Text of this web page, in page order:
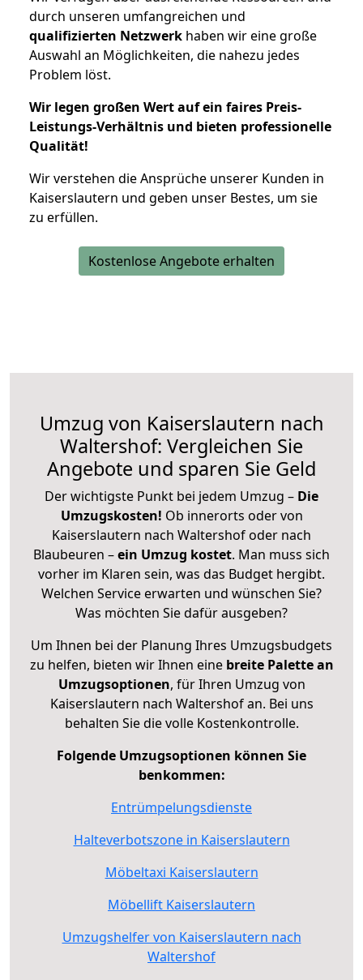
durch unseren umfangreichen und
qualifizierten Netzwerk haben wir eine große
Auswahl an Möglichkeiten, die nahezu jedes
Problem löst.
Wir legen großen Wert auf ein faires Preis-
Leistungs-Verhältnis und bieten professionelle
Qualität!
Wir verstehen die Ansprüche unserer Kunden in
Kaiserslautern und geben unser Bestes, um sie
zu erfüllen.
Kostenlose Angebote erhalten
Umzug von Kaiserslautern nach
Waltershof: Vergleichen Sie
Angebote und sparen Sie Geld
Der wichtigste Punkt bei jedem Umzug – Die
Umzugskosten! Ob innerorts oder von
Kaiserslautern nach Waltershof oder nach
Blaubeuren –ein Umzug kostet. Man muss sich
vorher im Klaren sein, was das Budget hergibt.
Welchen Service erwarten und wünschen Sie?
Was möchten Sie dafür ausgeben?
Um Ihnen bei der Planung Ihres Umzugsbudgets
zu helfen, bieten wir Ihnen eine breite Palette an
Umzugsoptionen, für Ihren Umzug von
Kaiserslautern nach Waltershof an. Bei uns
behalten Sie die volle Kostenkontrolle.
Folgende Umzugsoptionen können Sie
benkommen:
Entrümpelungsdienste
Halteverbotszone in Kaiserslautern
Möbeltaxi Kaiserslautern
Möbellift Kaiserslautern
Umzugshelfer von Kaiserslautern nach
Waltershof